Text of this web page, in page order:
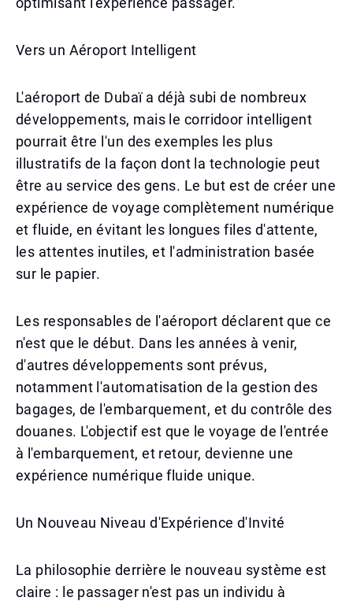
Vers un Aéroport Intelligent
L'aéroport de Dubaï a déjà subi de nombreux
développements, mais le corridoor intelligent
pourrait être l'un des exemples les plus
illustratifs de la façon dont la technologie peut
être au service des gens. Le but est de créer une
expérience de voyage complètement numérique
et fluide, en évitant les longues files d'attente,
les attentes inutiles, et l'administration basée
sur le papier.
Les responsables de l'aéroport déclarent que ce
n'est que le début. Dans les années à venir,
d'autres développements sont prévus,
notamment l'automatisation de la gestion des
bagages, de l'embarquement, et du contrôle des
douanes. L'objectif est que le voyage de l'entrée
à l'embarquement, et retour, devienne une
expérience numérique fluide unique.
Un Nouveau Niveau d'Expérience d'Invité
La philosophie derrière le nouveau système est
claire : le passager n'est pas un individu à